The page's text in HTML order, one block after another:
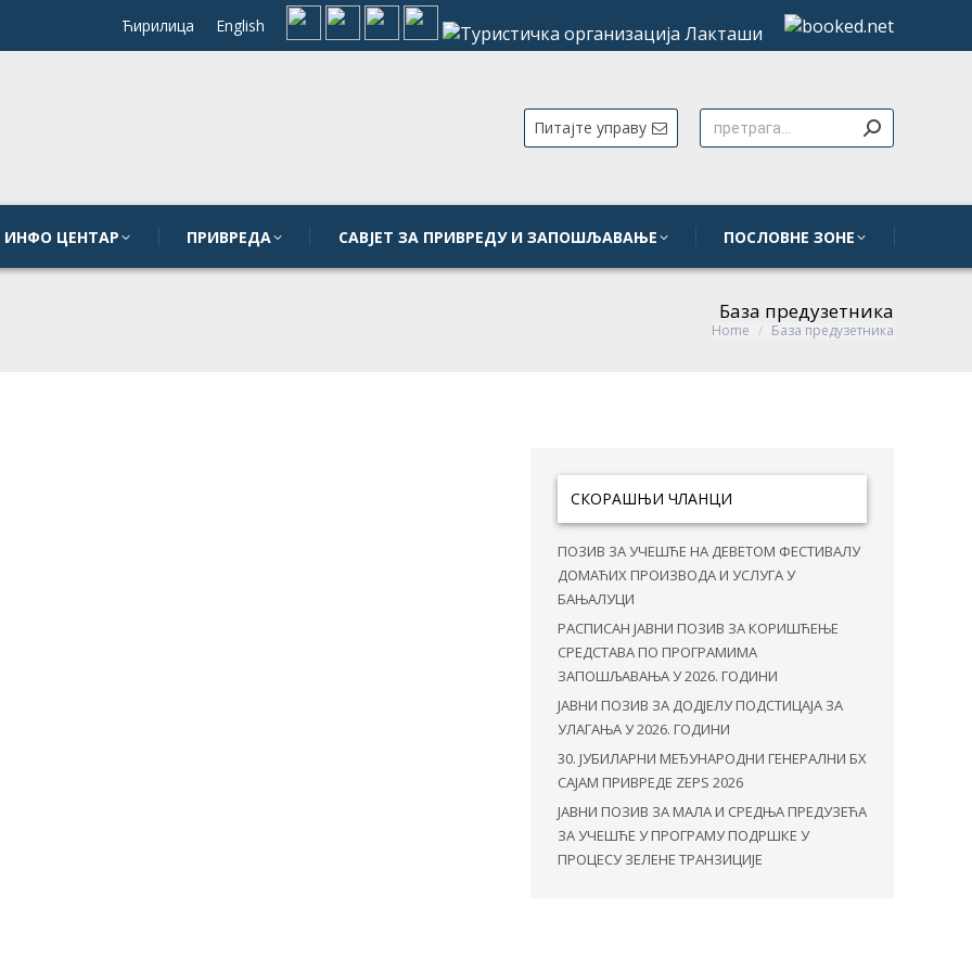
Ћирилица English
Питајте управу
ИНФО ЦЕНТАР ПРИВРЕДА САВЈЕТ ЗА ПРИВРЕДУ И ЗАПОШЉАВАЊЕ ПОСЛОВНЕ ЗОНЕ
База предузетника
You are here:
Home База предузетника
СКОРАШЊИ ЧЛАНЦИ
ПОЗИВ ЗА УЧЕШЋЕ НА ДЕВЕТОМ ФЕСТИВАЛУ
ДОМАЋИХ ПРОИЗВОДА И УСЛУГА У
БАЊАЛУЦИ
РАСПИСАН ЈАВНИ ПОЗИВ ЗА КОРИШЋЕЊЕ
СРЕДСТАВА ПО ПРОГРАМИМА
ЗАПОШЉАВАЊА У 2026. ГОДИНИ
ЈАВНИ ПОЗИВ ЗА ДОДЈЕЛУ ПОДСТИЦАЈА ЗА
УЛАГАЊА У 2026. ГОДИНИ
30. ЈУБИЛАРНИ МЕЂУНАРОДНИ ГЕНЕРАЛНИ БХ
САЈАМ ПРИВРЕДЕ ZEPS 2026
ЈАВНИ ПОЗИВ ЗА МАЛА И СРЕДЊА ПРЕДУЗЕЋА
ЗА УЧЕШЋЕ У ПРОГРАМУ ПОДРШКЕ У
ПРОЦЕСУ ЗЕЛЕНЕ ТРАНЗИЦИЈЕ
ПРИВРЕДА САВЈЕТ ЗА ПРИВРЕДУ И ЗАПОШЉАВАЊЕ ПОСЛОВНЕ ЗОНЕ